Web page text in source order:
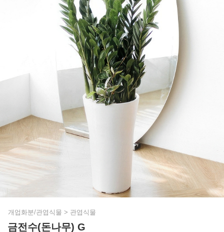
개업화분/관엽식물 > 관엽식물
금전수(돈나무) G